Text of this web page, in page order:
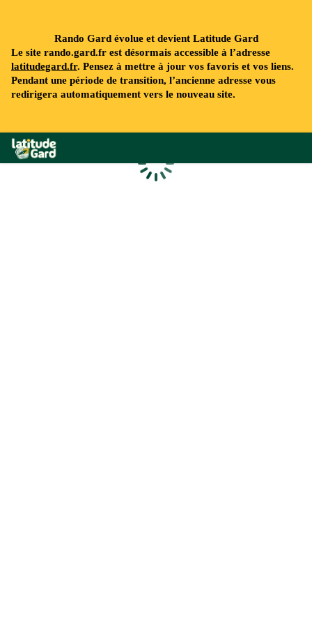
Rando Gard évolue et devient Latitude Gard
Le site rando.gard.fr est désormais accessible à l’adresse
latitudegard.fr. Pensez à mettre à jour vos favoris et vos liens.
Pendant une période de transition, l’ancienne adresse vous
redirigera automatiquement vers le nouveau site.
Rando Gard
Chargement